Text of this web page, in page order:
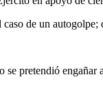
de un
pretendió